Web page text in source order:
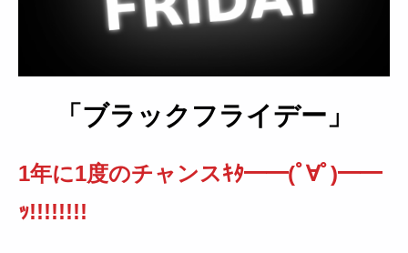
「ブラックフライデー」
1年に1度のチャンスｷﾀ━━(ﾟ∀ﾟ)━━
ｯ!!!!!!!!